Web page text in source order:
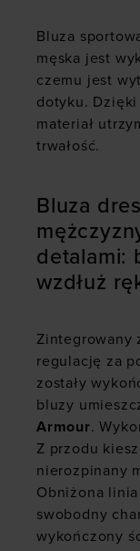
Bluza
męska jest
czemu jest
dotyku.
materiał
trwałość.
Bluza
detalami:
wzdłuż
Zintegrowany
regulację za
zostały
bluzy
Armour.
Z przodu
nierozpinany
Obniżona
swobodny
wykończony